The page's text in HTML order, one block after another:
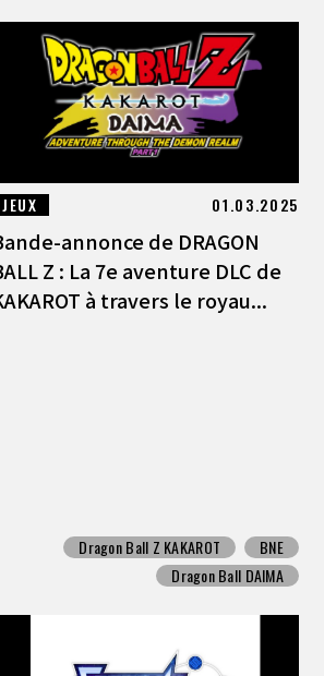
JEUX 01.03.2025
annonce de DRAGON
Z : La 7e aventure DLC de
à travers le royau...
Dragon Ball Z KAKAROT
BNE
Dragon Ball DAIMA